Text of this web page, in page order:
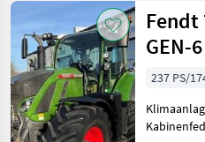
Kategorie 5 Land
AKTUELLER
PFAD
Landtechnik
Zurücksetzen
18
anzeigen
Fendt
GEN-
237 PS/